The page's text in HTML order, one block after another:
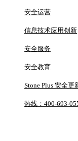
安全运营
信息技术应用创新
安全服务
安全教育
Stone Plus 安全更
热线：400-693-